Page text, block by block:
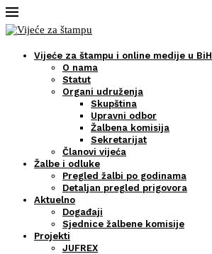
Vijeće za štampu i online medije u BiH
O nama
Statut
Organi udruženja
Skupština
Upravni odbor
Žalbena komisija
Sekretarijat
Članovi vijeća
Žalbe i odluke
Pregled žalbi po godinama
Detaljan pregled prigovora
Aktuelno
Događaji
Sjednice žalbene komisije
Projekti
JUFREX